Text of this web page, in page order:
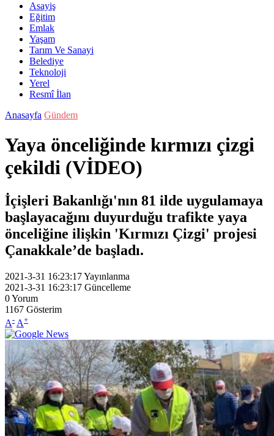
Asayiş
Eğitim
Emlak
Yaşam
Tarım Ve Sanayi
Belediye
Teknoloji
Yerel
Resmî İlan
Anasayfa Gündem
Yaya önceliğinde kırmızı çizgi
çekildi (VİDEO)
İçişleri Bakanlığı'nın 81 ilde uygulamaya
başlayacağını duyurduğu trafikte yaya
önceliğine ilişkin 'Kırmızı Çizgi' projesi
Çanakkale’de başladı.
2021-3-31 16:23:17Yayınlanma
2021-3-31 16:23:17 Güncelleme
0Yorum
1167 Gösterim
A- A+